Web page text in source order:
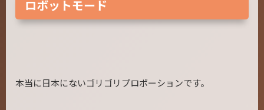
ロボットモード
本当に日本にないゴリゴリプロポーションです。